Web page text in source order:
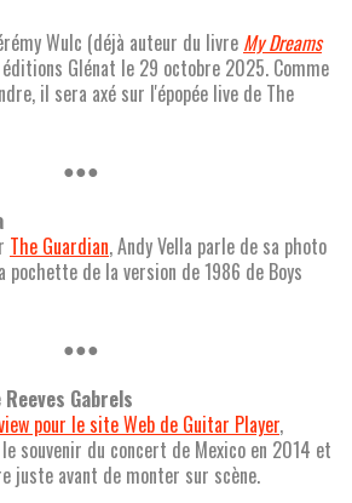
Wulc (déjà auteur du livre My Dreams
Glénat le 29 octobre 2025. Comme
il sera axé sur l'épopée live de The
●●●
The Guardian, Andy Vella parle de sa photo
de la version de 1986 de Boys
●●●
Gabrels
pour le site Web de Guitar Player,
le souvenir du concert de Mexico en 2014 et
juste avant de monter sur scène.